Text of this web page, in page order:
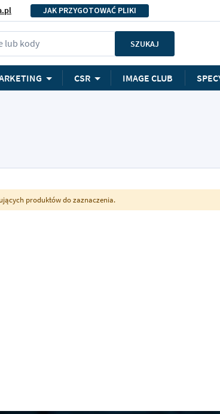
JAK PRZYGOTOWAĆ PLIKI
lub kody SZUKAJ
CSR IMAGE CLUB
produktów do zaznaczenia.